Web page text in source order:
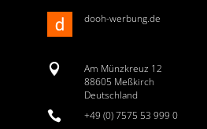
dooh-werbung.de

Am Münzkreuz 12
88605 Meßkirch
Deutschland
 +49 (0) 7575 53 999 0